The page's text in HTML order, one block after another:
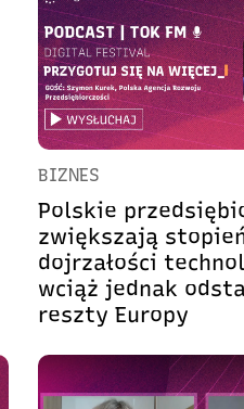
BIZNES
Polskie
zwiększają
dojrzałości
wciąż jednak
reszty Europy